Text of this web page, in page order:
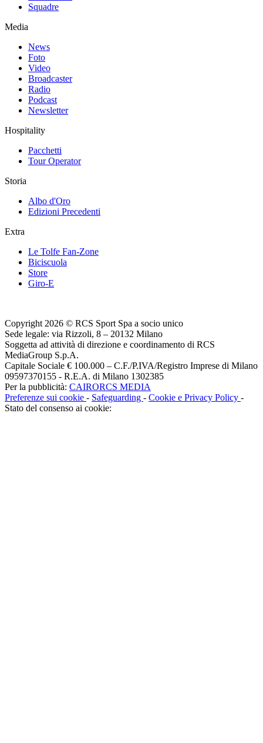
Squadre
Media
News
Foto
Video
Broadcaster
Radio
Podcast
Newsletter
Hospitality
Pacchetti
Tour Operator
Storia
Albo d'Oro
Edizioni Precedenti
Extra
Le Tolfe Fan-Zone
Biciscuola
Store
Giro-E
Copyright 2026 © RCS Sport Spa a socio unico
Sede legale: via Rizzoli, 8 – 20132 Milano
Soggetta ad attività di direzione e coordinamento di RCS
MediaGroup S.p.A.
Capitale Sociale € 100.000 – C.F./P.IVA/Registro Imprese di Milano
09597370155 - R.E.A. di Milano 1302385
Per la pubblicità: CAIRORCS MEDIA
Preferenze sui cookie - Safeguarding - Cookie e Privacy Policy -
Stato del consenso ai cookie: